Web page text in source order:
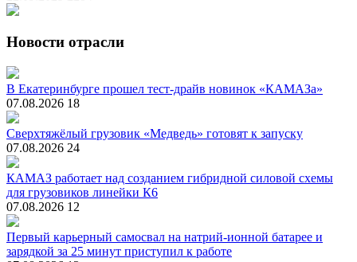
Новости отрасли
В Екатеринбурге прошел тест-драйв новинок «КАМАЗа»
07.08.2026 18
Сверхтяжёлый грузовик «Медведь» готовят к запуску
07.08.2026 24
КАМАЗ работает над созданием гибридной силовой схемы
для грузовиков линейки К6
07.08.2026 12
Первый карьерный самосвал на натрий-ионной батарее и
зарядкой за 25 минут приступил к работе